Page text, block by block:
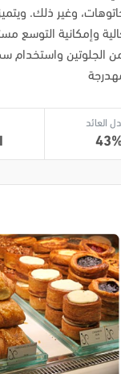
وغير ذلك.
وإمكانية التوسع
الجلوتين واستخدام
العائد
43